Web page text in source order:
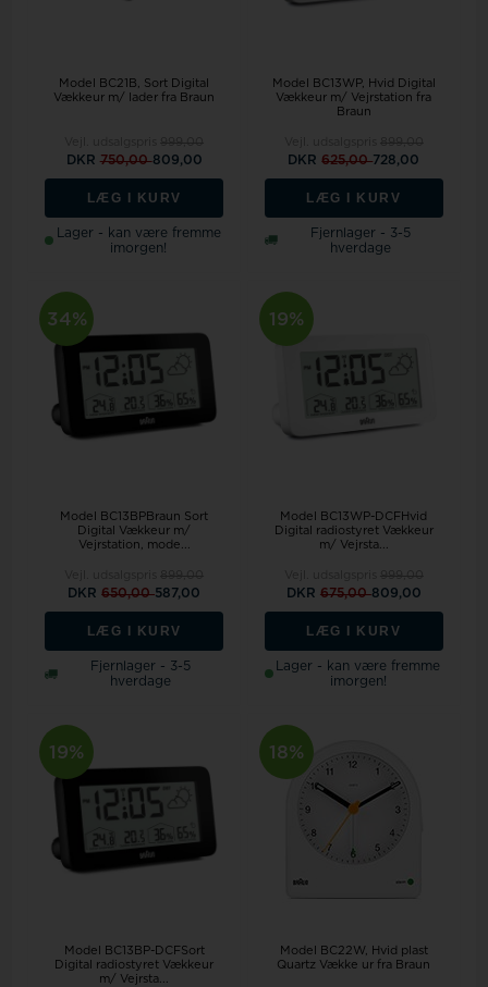
Model BC21B
Sort Digital
Vækkeur m/ lader fra Braun
DKR 750,00809,00
LÆG I KURV
Lager - kan være fremme
imorgen!
Model BC13WP
Hvid Digital
Vækkeur m/ Vejrstation fra
Braun
DKR625,00728,00
LÆG I KURV
Fjernlager - 3-5
hverdage
34%
Model BC13BPBraun Sort
Digital Vækkeur m/
Vejrstation, mode...
DKR650,00587,00
LÆG I KURV
Fjernlager - 3-5
hverdage
19%
Model BC13WP-DCFHvid
Digital radiostyret Vækkeur
m/ Vejrsta...
DKR 675,00809,00
LÆG I KURV
Lager - kan være fremme
imorgen!
19%
Model BC13BP-DCFSort
Digital radiostyret Vækkeur
m/ Vejrsta...
18%
Model BC22W
Hvid plast
Quartz Vække ur fra Braun